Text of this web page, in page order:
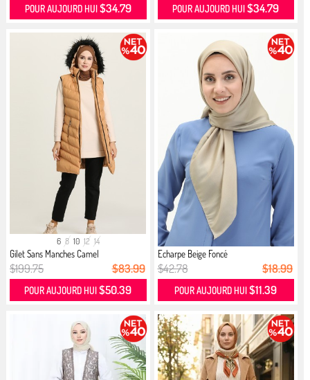
POUR AUJOURD HUI $34.79 POUR AUJOURD HUI$34.79
6 8 10 12 14
Gilet Sans Manches Camel
$199.75 $83.99
POUR AUJOURD HUI$50.39
Echarpe Beige Foncé
$42.78 $18.99
POUR AUJOURD HUI$11.39